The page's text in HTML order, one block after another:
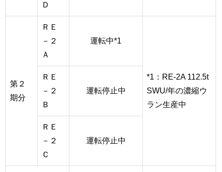
Ｄ
第２
期分
ＲＥ
－２
Ａ
運転中*1
*1：RE-2A 112.5t
SWU/年の濃縮ウ
ラン生産中
ＲＥ
－２
Ｂ
運転停止中
ＲＥ
－２
Ｃ
運転停止中